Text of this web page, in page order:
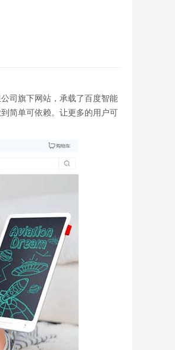
司旗下网站，承载了百度智能
简单可依赖。让更多的用户可